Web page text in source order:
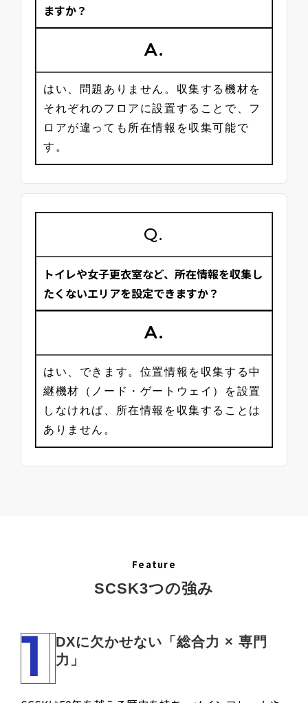
ますか？
A.
はい、問題ありません。収集する機材を
それぞれのフロアに設置することで、フ
ロアが違っても所在情報を収集可能で
す。
Q.
トイレや女子更衣室など、所在情報を収集し
たくないエリアを設定できますか？
A.
はい、できます。位置情報を収集する中
継機材（ノード・ゲートウェイ）を設置
しなければ、所在情報を収集することは
ありません。
Feature
SCSK3つの強み
1
DXに欠かせない「総合力 × 専門
力」